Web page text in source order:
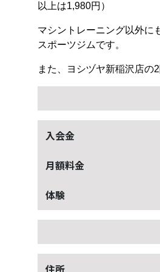
以上は1,980円）
マシントレーニング以外に
スポーツジムです。
また、ヨシヅヤ新稲沢店の
入会金
月額料金
体験
住所